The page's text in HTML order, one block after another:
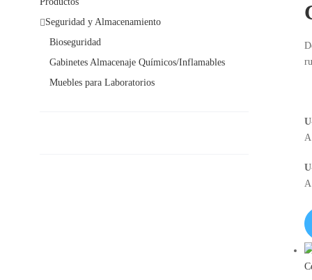
Seguridad y Almacenamiento
Bioseguridad
Gabinetes Almacenaje Químicos/Inflamables
Muebles para Laboratorios